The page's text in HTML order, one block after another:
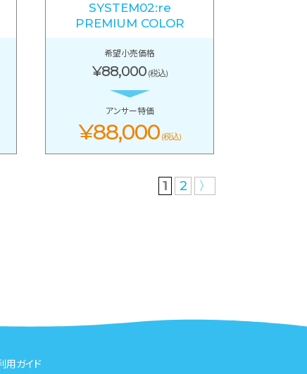
SYSTEM02:re
PREMIUM COLOR
希望小売価格
¥88,000 (税込)
アンサー特価
¥88,000 (税込)
1 2 〉
用ガイド